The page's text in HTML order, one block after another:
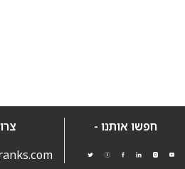
חפשו אותנו -